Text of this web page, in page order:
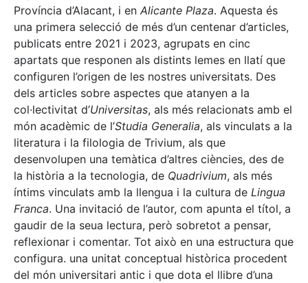
Província d’Alacant, i en Alicante Plaza. Aquesta és
una primera selecció de més d’un centenar d’articles,
publicats entre 2021 i 2023, agrupats en cinc
apartats que responen als distints lemes en llatí que
configuren l’origen de les nostres universitats. Des
dels articles sobre aspectes que atanyen a la
col·lectivitat d’Universitas, als més relacionats amb el
món acadèmic de l’Studia Generalia, als vinculats a la
literatura i la filologia de Trivium, als que
desenvolupen una temàtica d’altres ciències, des de
la història a la tecnologia, de Quadrivium, als més
íntims vinculats amb la llengua i la cultura de Lingua
Franca. Una invitació de l’autor, com apunta el títol, a
gaudir de la seua lectura, però sobretot a pensar,
reflexionar i comentar. Tot això en una estructura que
configura. una unitat conceptual històrica procedent
del món universitari antic i que dota el llibre d’una